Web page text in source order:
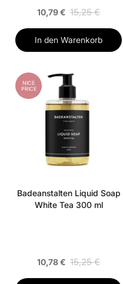
10,79 € 15,25 €
In den Warenkorb
NICE
PRICE
Badeanstalten Liquid Soap
White Tea 300 ml
10,78 € 15,25 €